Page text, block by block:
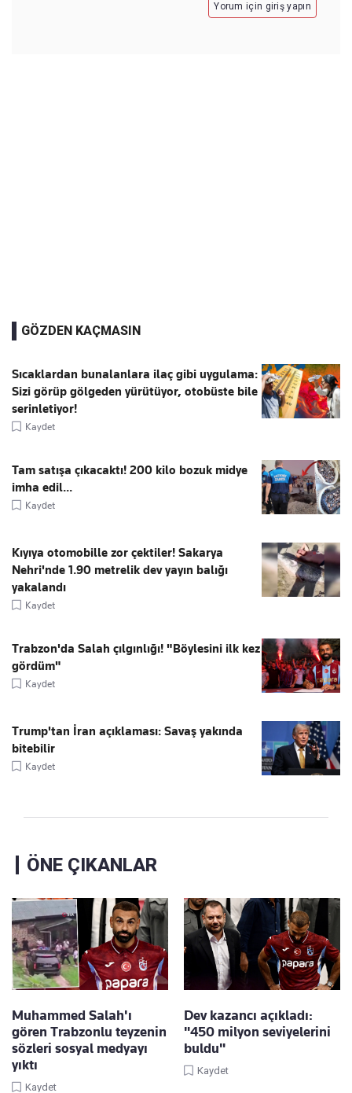
Yorum için giriş yapın
GÖZDEN KAÇMASIN
Sıcaklardan bunalanlara ilaç gibi uygulama:
Sizi görüp gölgeden yürütüyor, otobüste bile
serinletiyor!
Kaydet
Tam satışa çıkacaktı! 200 kilo bozuk midye
imha edil...
Kaydet
Kıyıya otomobille zor çektiler! Sakarya
Nehri'nde 1.90 metrelik dev yayın balığı
yakalandı
Kaydet
Trabzon'da Salah çılgınlığı! "Böylesini ilk kez
gördüm"
Kaydet
Trump'tan İran açıklaması: Savaş yakında
bitebilir
Kaydet
ÖNE ÇIKANLAR
Muhammed Salah'ı
gören Trabzonlu teyzenin
sözleri sosyal medyayı
yıktı
Kaydet
Dev kazancı açıkladı:
"450 milyon seviyelerini
buldu"
Kaydet